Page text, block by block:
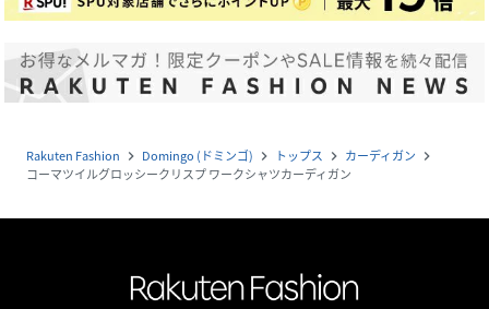
Rakuten Fashion navigate_next Domingo (ドミンゴ) navigate_next トップス navigate_next カーディガン navigate_next
コーマツイルグロッシークリスプ ワークシャツカーディガン